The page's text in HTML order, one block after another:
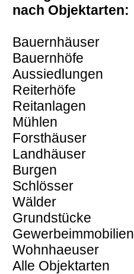
nach Objektarten:
Bauernhäuser
Bauernhöfe
Aussiedlungen
Reiterhöfe
Reitanlagen
Mühlen
Forsthäuser
Landhäuser
Burgen
Schlösser
Wälder
Grundstücke
Gewerbeimmobilien
Wohnhaeuser
Alle Objektarten